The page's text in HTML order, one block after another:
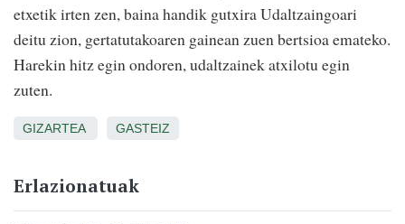
etxetik irten zen, baina handik gutxira Udaltzaingoari
deitu zion, gertatutakoaren gainean zuen bertsioa emateko.
Harekin hitz egin ondoren, udaltzainek atxilotu egin
zuten.
GIZARTEA GASTEIZ
Erlazionatuak